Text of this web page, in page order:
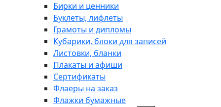
Бирки и ценники
Буклеты, лифлеты
Грамоты и дипломы
Кубарики, блоки для записей
Листовки, бланки
Плакаты и афиши
Сертификаты
Флаеры на заказ
Флажки бумажные